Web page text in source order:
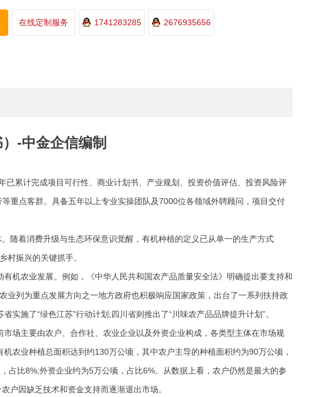
在线定制服务 1741283285 2676935656
-中金企信编制
已累计完成项目可行性、商业计划书、产业规划、投资价值评估、投资风险评
重点客群。具备五年以上专业实操团队及7000位各领域外聘顾问，项目交付
随着消费升级与生态环保意识觉醒，有机种植的定义已从单一的生产方式
村振兴的关键抓手。
机农业发展。例如，《中华人民共和国农产品质量安全法》明确提出要支持和
业列为重点发展方向之一地方政府也积极响应国家政策，出台了一系列扶持政
施了“绿色江苏”行动计划;四川省则推出了“川味农产品品牌提升计划”。
场主要由农户、合作社、农业企业以及外资企业构成，各类型主体在市场规
机农业种植总面积达到约130万公顷，其中农户主导的种植面积约为90万公顷，
占比8%;外资企业约为5万公顷，占比6%。从数据上看，农户仍然是最大的参
户因缺乏技术和资金支持而逐渐退出市场。